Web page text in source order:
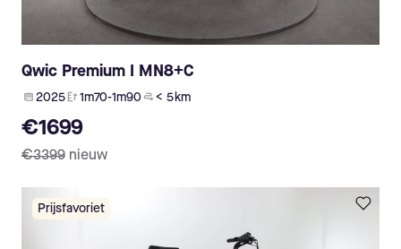
Qwic Premium I MN8+C
2025 1m70-1m90 < 5 km
€1699
€3399 nieuw
Prijsfavoriet